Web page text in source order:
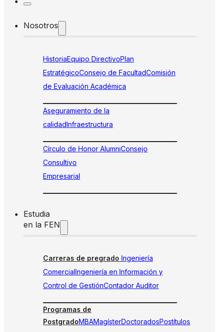
Nosotros
HistoriaEquipo DirectivoPlan
EstratégicoConsejo de FacultadComisión
de Evaluación Académica
Aseguramiento de la
calidadInfraestructura
Círculo de Honor AlumniConsejo
Consultivo
Empresarial
Estudia
en la FEN
Carreras de pregrado Ingeniería
ComercialIngeniería en Información y
Control de GestiónContador Auditor
Programas de
PostgradoMBAMagísterDoctoradosPostítulos